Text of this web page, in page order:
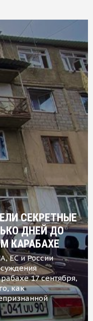
СЕКРЕТНЫЕ
ДНЕЙ ДО
КАРАБАХЕ
ЕС и России
17 сентября,
как